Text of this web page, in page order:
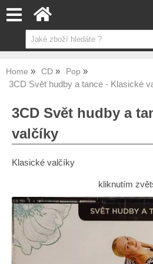
Home CD Pop
3CD Svět hudby a tance - Klasické
3CD Svět hudby a
valčíky
Klasické valčíky
kliknutím